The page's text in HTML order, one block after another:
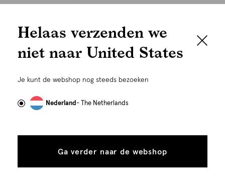
graag persoonlijk
gebruiken wij cookies en daarmee vergelijkbare
om advertenties te personaliseren...
tonen
toestaan
©Alle rechten voorbehouden. Shoeby 2026
Helaas verzenden we
niet naar United States
Je kunt de webshop nog steeds bezoeken
Nederland- The Netherlands
Ga verder naar de webshop